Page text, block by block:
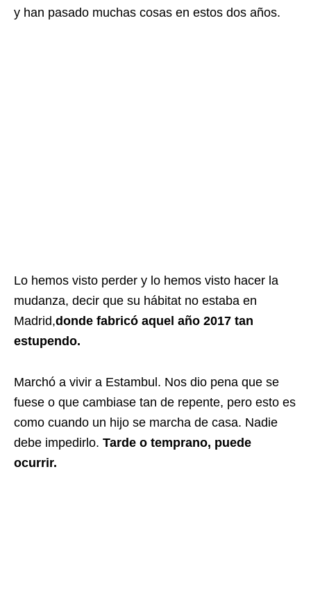
y han pasado muchas cosas en estos dos años.
Lo hemos visto perder y lo hemos visto hacer la
mudanza, decir que su hábitat no estaba en
Madrid,donde fabricó aquel año 2017 tan
estupendo.
Marchó a vivir a Estambul. Nos dio pena que se
fuese o que cambiase tan de repente, pero esto es
como cuando un hijo se marcha de casa. Nadie
debe impedirlo. Tarde o temprano, puede
ocurrir.